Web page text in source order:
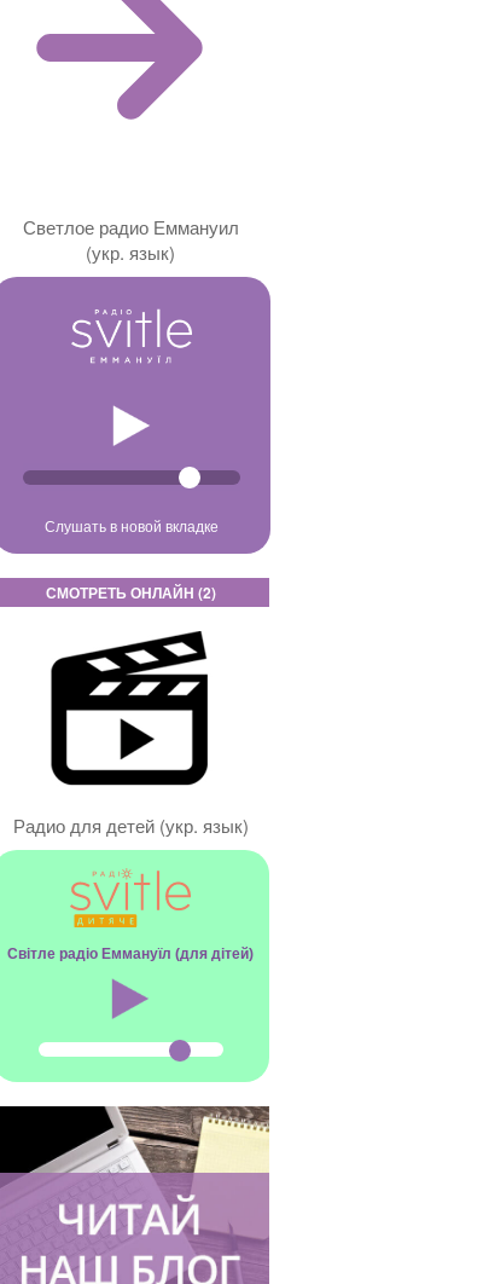
Светлое радио Еммануил
(укр. язык)
Слушать в новой вкладке
СМОТРЕТЬ ОНЛАЙН (2)
Радио для детей (укр. язык)
Світле радіо Еммануїл (для дітей)